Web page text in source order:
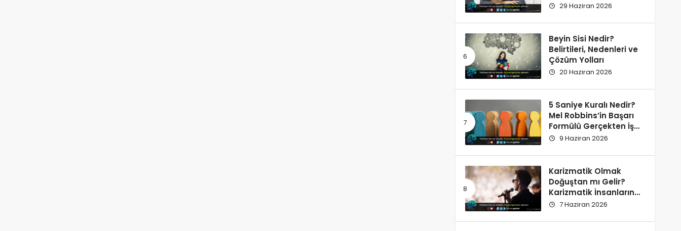
29 Haziran 2026
Beyin Sisi Nedir?
Belirtileri, Nedenleri ve
Çözüm Yolları
20 Haziran 2026
5 Saniye Kuralı Nedir?
Mel Robbins’in Başarı
Formülü Gerçekten İşe
Yarıyor
9 Haziran 2026
Karizmatik Olmak
Doğuştan mı Gelir?
Karizmatik İnsanların
Ortak Özellikleri
7 Haziran 2026